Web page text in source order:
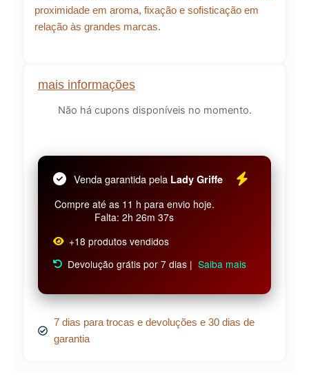
mais informações
Não há cupons disponíveis no momento.
Venda garantida pela Lady Griffe
Compre até as 11 h para envio hoje.
Falta: 2h 26m 36s
+18 produtos vendidos
Devolução grátis por 7 dias | Saiba mais
7 dias para trocas e devoluções e 30 dias de
garantia
proximidade em aroma, fixação e sofisticação em
relação às grandes marcas.